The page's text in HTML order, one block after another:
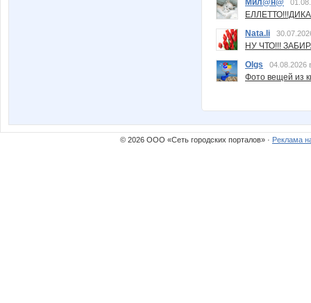
Мил@н@
Nata.li
НУ ЧТО!!!
Olgs
04.08.2026
Фото вещей из
© 2026 ООО «Сеть городских порталов» · Реклама